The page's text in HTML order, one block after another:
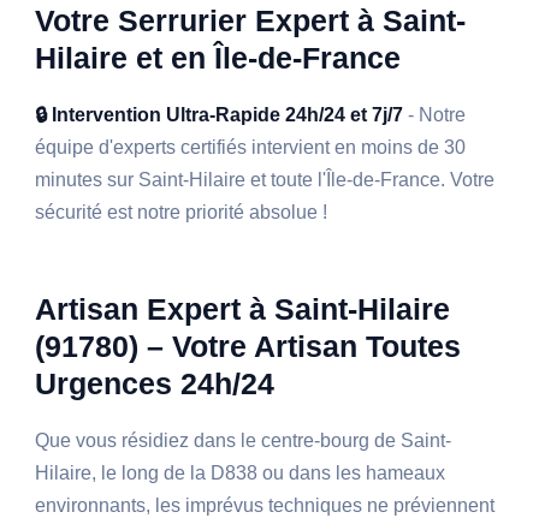
Votre Serrurier Expert à Saint-
Hilaire et en Île-de-France
🔒 Intervention Ultra-Rapide 24h/24 et 7j/7 - Notre
équipe d'experts certifiés intervient en moins de 30
minutes sur Saint-Hilaire et toute l'Île-de-France. Votre
sécurité est notre priorité absolue !
Artisan Expert à Saint-Hilaire
(91780) – Votre Artisan Toutes
Urgences 24h/24
Que vous résidiez dans le centre-bourg de Saint-
Hilaire, le long de la D838 ou dans les hameaux
environnants, les imprévus techniques ne préviennent